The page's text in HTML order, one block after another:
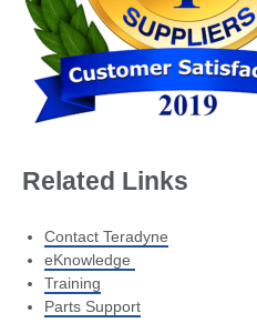
Related Links
Contact Teradyne
eKnowledge
Training
Parts Support